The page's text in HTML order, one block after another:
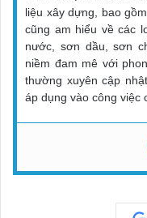
liệu xây dựng, bao
cũng am hiểu về các
nước, sơn dầu, sơn
niềm đam mê với
thường xuyên cập
áp dụng vào công việc